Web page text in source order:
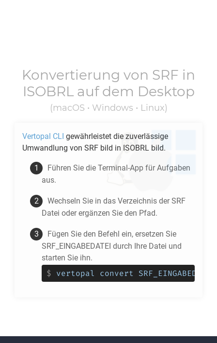
Konvertierung von SRF in
ISOBRLauf dem Desktop
(macOS • Windows • Linux)
Vertopal CLI gewährleistet die zuverlässige
Umwandlung von SRF bild in ISOBRL bild.
Führen Sie die Terminal-App für Aufgaben
aus.
Wechseln Sie in das Verzeichnis derSRF
Datei oder ergänzen Sie den Pfad.
Fügen Sie den Befehl ein, ersetzen Sie
SRF_EINGABEDATEI durch Ihre Datei und
starten Sie ihn.
$ vertopal convert